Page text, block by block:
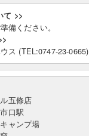
て >>
備ください。
ス (TEL:0747-23-0665)
五條店
口駅
ャンプ場